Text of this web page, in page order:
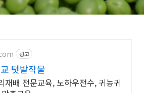
광고
텃밭작물
재배 전문교육, 노하우전수, 귀농귀